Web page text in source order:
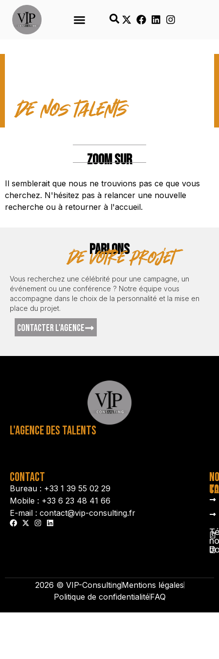
LES TEMPS FORTS
de nos talents
ZOOM SUR
Il semblerait que nous ne trouvions pas ce que vous
cherchez. N'hésitez pas à relancer une nouvelle
recherche ou à retourner à l'accueil.
PARLONS
de votre projet
Vous recherchez une célébrité pour une campagne, un
événement ou une conférence ? Notre équipe vous
accompagne dans le choix de la personnalité et la mise en
place du projet.
CONTACTER L'AGENCE
L'AGENCE DES TALENTS
CONTACT
Bureau : +33 1 39 55 02 29
Mobile : +33 6 23 48 41 66
E-mail : contact@vip-consulting.fr
2026 © VIP-ConsultingMentions légales
Politique de confidentialitéFAQ